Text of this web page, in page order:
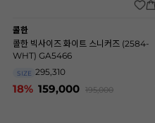
콜한
콜한 빅사이즈 화이트 스니커즈 (2584-
WHT) GA5466
SIZE 295,310
18% 159,000 195,000